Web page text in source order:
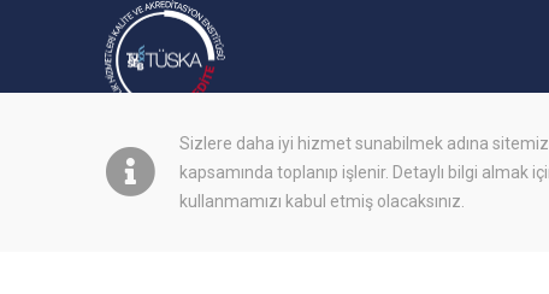
Sizlere daha iyi hizmet sunabilmek adına
kapsamında toplanıp işlenir. Detaylı bilgi almak
kullanmamızı kabul etmiş olacaksınız.